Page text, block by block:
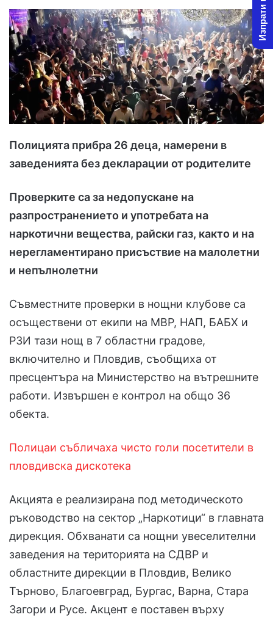
Полицията прибра 26 деца, намерени в
заведенията без декларации от родителите
Проверките са за недопускане на
разпространението и употребата на
наркотични вещества, райски газ, както и на
нерегламентирано присъствие на малолетни
и непълнолетни
Съвместните проверки в нощни клубове са
осъществени от екипи на МВР, НАП, БАБХ и
РЗИ тази нощ в 7 областни градове,
включително и Пловдив, съобщиха от
пресцентъра на Министерство на вътрешните
работи. Извършен е контрол на общо 36
обекта.
Полицаи събличаха чисто голи посетители в
пловдивска дискотека
Акцията е реализирана под методическото
ръководство на сектор „Наркотици“ в главната
дирекция. Обхванати са нощни увеселителни
заведения на територията на СДВР и
областните дирекции в Пловдив, Велико
Търново, Благоевград, Бургас, Варна, Стара
Загори и Русе. Акцент е поставен върху